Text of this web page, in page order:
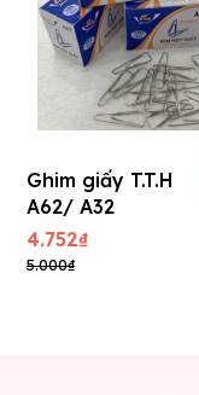
Ghim giấy T.T.H
A62/ A32
4.752₫
5.000₫